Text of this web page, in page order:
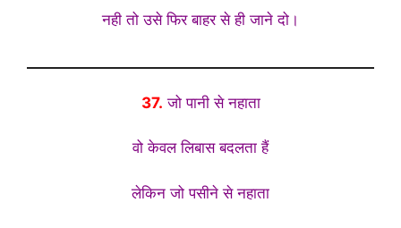
नही तो उसे फिर बाहर से ही जाने दो।
37. जो पानी से नहाता
वो केवल लिबास बदलता हैं
लेकिन जो पसीने से नहाता